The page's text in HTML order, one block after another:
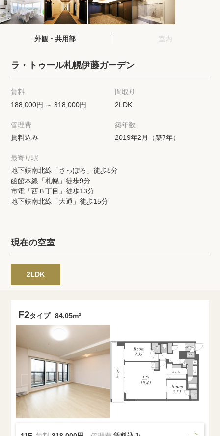
閲覧履歴
保存した検索条件
店舗紹介
希望条件を伝えてプロに探してもらう
来店予約
高級賃貸物件コラム
高級賃貸物件トピック
商標について
外観・共用部 室内
ラ・トゥール札幌伊藤ガーデン
賃料
188,000円 ～ 318,000円
間取り
2LDK
管理費
賃料込み
築年数
2019年2月（築7年）
最寄り駅
地下鉄南北線「さっぽろ」徒歩8分
函館本線「札幌」徒歩9分
市電「西８丁目」徒歩13分
地下鉄南北線「大通」徒歩15分
現在の空室
2LDK
F2タイプ 84.05m²